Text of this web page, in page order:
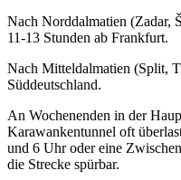
Nach Norddalmatien (Zadar,
11-13 Stunden ab Frankfurt.
Nach Mitteldalmatien (Split,
Süddeutschland.
An Wochenenden in der
Karawankentunnel oft
und 6 Uhr oder eine
die Strecke spürbar.